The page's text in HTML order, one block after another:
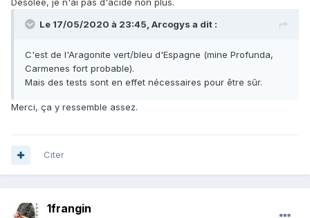
Désolée, je n'ai pas d'acide non plus.
Le 17/05/2020 à 23:45, Arcogys a dit :
C'est de l'Aragonite vert/bleu d'Espagne (mine Profunda,
Carmenes fort probable).
Mais des tests sont en effet nécessaires pour être sûr.
Merci, ça y ressemble assez.
Citer
1frangin